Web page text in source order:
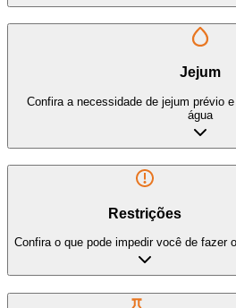
Jejum
Confira a necessidade de jejum prévio
água
Restrições
Confira o que pode impedir você de fazer